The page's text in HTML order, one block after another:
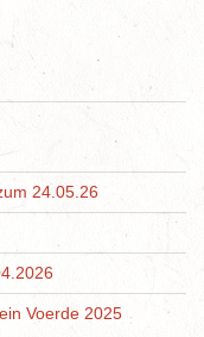
24.05.26
Voerde 2025